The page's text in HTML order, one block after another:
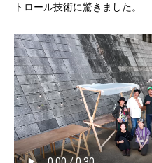
トロール技術に驚きました。